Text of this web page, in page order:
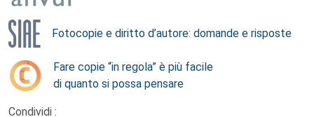
Fotocopie e diritto d’autore: domande e risposte
Fare copie “in regola” è più facile
di quanto si possa pensare
Condividi :